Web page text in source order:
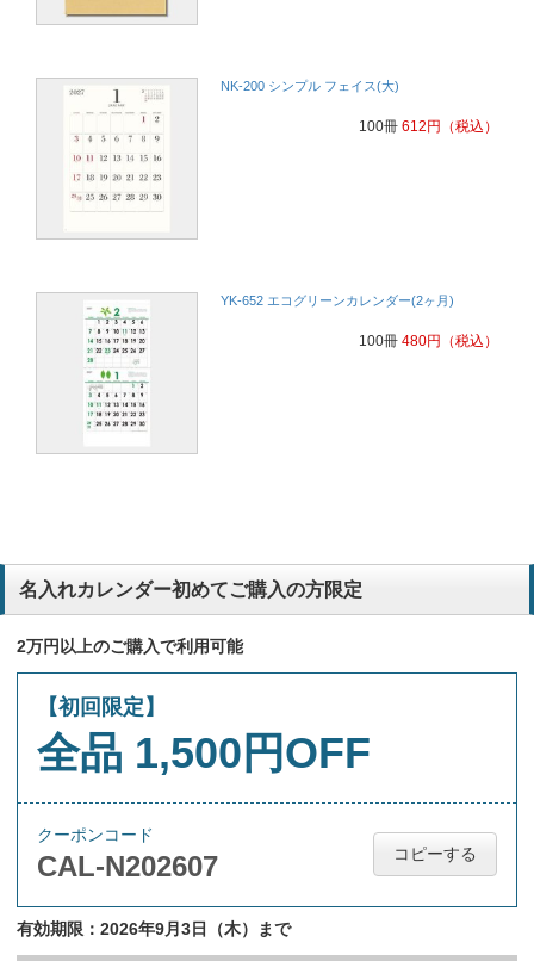
昨年も購入して3ヵ月で見やすいと喜ばれたから。
毎年購入させていただき、ご利用者からみやすくて好評だから
介護保険事業
当社のカラーにあっているから！ デイサービス
毎年同じデザインだから3ヶ月は珍しく、喜ばれる
NK-200 シンプル フェイス(大)
100冊 612 円 （税込）
YK-652 エコグリーンカレンダー(2ヶ月)
100冊 480円 （税込）
名入れカレンダー初めてご購入の方限定
2万円以上のご購入で利用可能
【初回限定】
全品 1,500円OFF
クーポンコード
CAL-N202607 コピーする
有効期限：2026年9月3日（木）まで